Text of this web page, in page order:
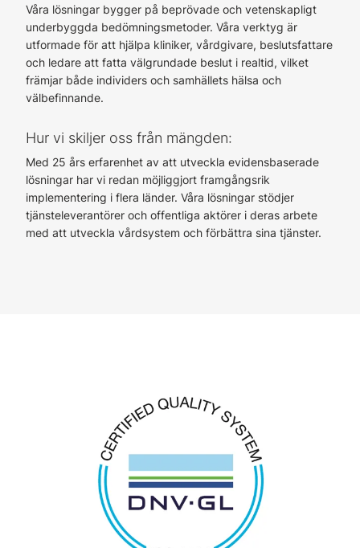
Våra lösningar bygger på beprövade och vetenskapligt
underbyggda bedömningsmetoder. Våra verktyg är
utformade för att hjälpa kliniker, vårdgivare, beslutsfattare
och ledare att fatta välgrundade beslut i realtid, vilket
främjar både individers och samhällets hälsa och
välbefinnande.
Hur vi skiljer oss från mängden:
Med 25 års erfarenhet av att utveckla evidensbaserade
lösningar har vi redan möjliggjort framgångsrik
implementering i flera länder. Våra lösningar stödjer
tjänsteleverantörer och offentliga aktörer i deras arbete
med att utveckla vårdsystem och förbättra sina tjänster.